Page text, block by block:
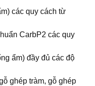
các quy cách từ
CarbP2 các quy
ẩm) đầy đủ các độ
ghép tràm, gỗ ghép